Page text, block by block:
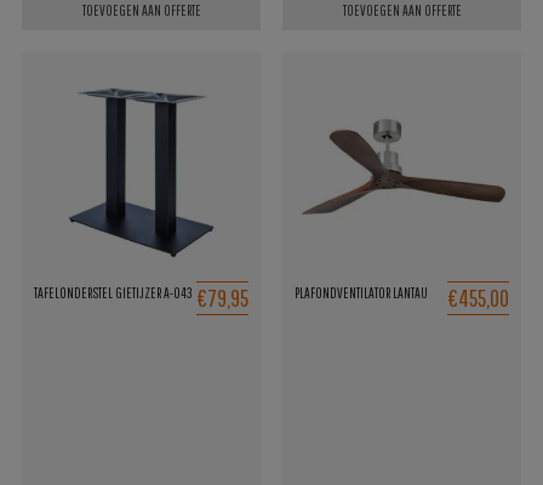
TOEVOEGEN AAN OFFERTE TOEVOEGEN AAN OFFERTE
TAFELONDERSTEL GIETIJZER A-043 €79,95 PLAFONDVENTILATOR LANTAU €455,00